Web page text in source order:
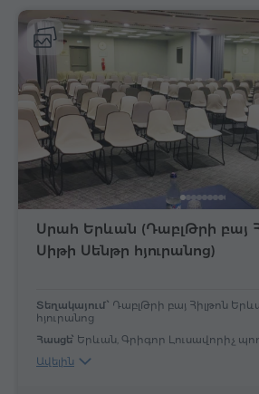
Սրահ Երևան (ԴաբլԹրի բայ
Սիթի Սենթր հյուրանոց)
Տեղակայում՝ ԴաբլԹրի բայ Հիլթոն
հյուրանոց
Հասցե՝ Երևան, Գրիգոր Լուսավորիչ
Ավելին